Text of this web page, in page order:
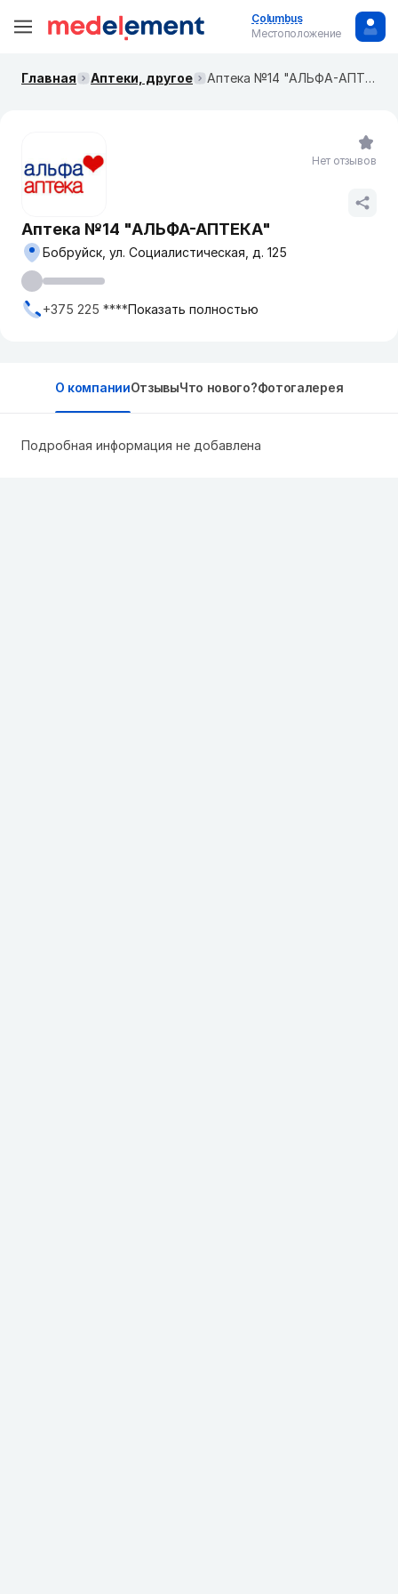
Columbus
Местоположение
Главная Аптеки, другое Аптека №14 "АЛЬФА-АПТЕКА"
Аптека №14 "АЛЬФА-АПТЕКА"
Бобруйск, ул. Социалистическая, д. 125
+375 225 ****Показать полностью
Нет отзывов
О компанииОтзывыЧто нового?Фотогалерея
Подробная информация не добавлена